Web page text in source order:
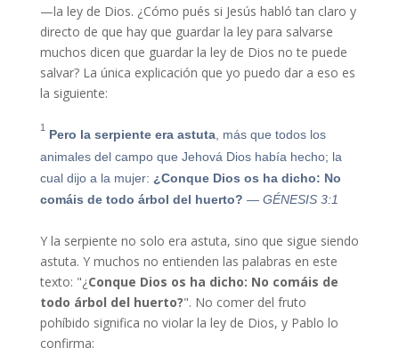
—la ley de Dios. ¿Cómo pués si Jesús habló tan claro y
directo de que hay que guardar la ley para salvarse
muchos dicen que guardar la ley de Dios no te puede
salvar? La única explicación que yo puedo dar a eso es
la siguiente:
1 Pero la serpiente era astuta, más que todos los
animales del campo que Jehová Dios había hecho; la
cual dijo a la mujer: ¿Conque Dios os ha dicho: No
comáis de todo árbol del huerto? — GÉNESIS 3:1
Y la serpiente no solo era astuta, sino que sigue siendo
astuta. Y muchos no entienden las palabras en este
texto: "¿Conque Dios os ha dicho: No comáis de
todo árbol del huerto?". No comer del fruto
pohíbido significa no violar la ley de Dios, y Pablo lo
confirma: